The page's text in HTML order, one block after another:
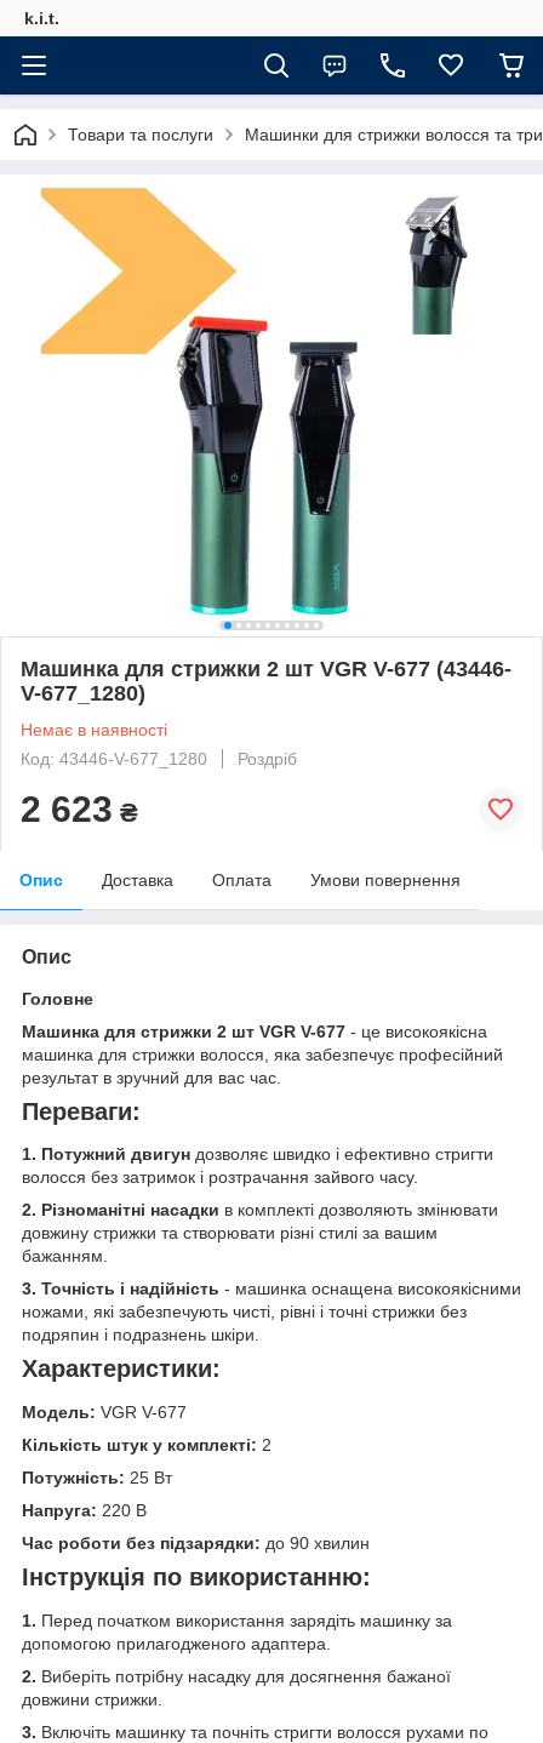
k.i.t.
Товари та послуги Машинки для стрижки волосся та
Машинка для стрижки 2 шт VGR V-677 (43446-
V-677_1280)
Немає в наявності
Код: 43446-V-677_1280
Роздріб
2 623 ₴
Опис Доставка Оплата Умови повернення
Опис
Головне
Машинка для стрижки 2 шт VGR V-677 - це високоякісна
машинка для стрижки волосся, яка забезпечує професійний
результат в зручний для вас час.
Переваги:
1. Потужний двигун дозволяє швидко і ефективно стригти
волосся без затримок і розтрачання зайвого часу.
2. Різноманітні насадки в комплекті дозволяють змінювати
довжину стрижки та створювати різні стилі за вашим
бажанням.
3. Точність і надійність - машинка оснащена високоякісними
ножами, які забезпечують чисті, рівні і точні стрижки без
подряпин і подразнень шкіри.
Характеристики:
Модель: VGR V-677
Кількість штук у комплекті: 2
Потужність: 25 Вт
Напруга: 220 В
Час роботи без підзарядки: до 90 хвилин
Інструкція по використанню:
1. Перед початком використання зарядіть машинку за
допомогою прилагодженого адаптера.
2. Виберіть потрібну насадку для досягнення бажаної
довжини стрижки.
3. Включіть машинку та почніть стригти волосся рухами по